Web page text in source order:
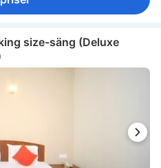
size-säng (Deluxe